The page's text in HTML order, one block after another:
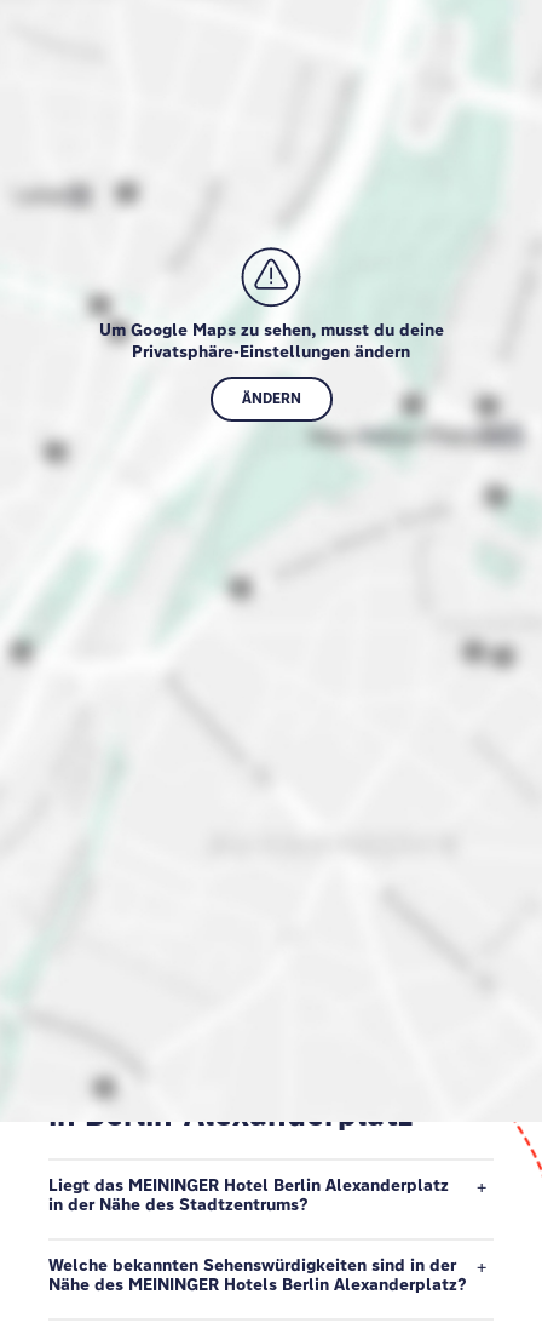
Um Google Maps zu sehen, musst du deine
Privatsphäre-Einstellungen ändern
ÄNDERN
Entdecke die Nachbarschaft
in Berlin-Alexanderplatz
Liegt das MEININGER Hotel Berlin Alexanderplatz
in der Nähe des Stadtzentrums?
Welche bekannten Sehenswürdigkeiten sind in der
Nähe des MEININGER Hotels Berlin Alexanderplatz?